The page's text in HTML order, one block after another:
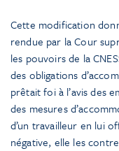
Cette modification
rendue par la Cour
les pouvoirs de la
des obligations
prêtait foi à l’avis des
des mesures
d’un travailleur en lui
négative, elle les